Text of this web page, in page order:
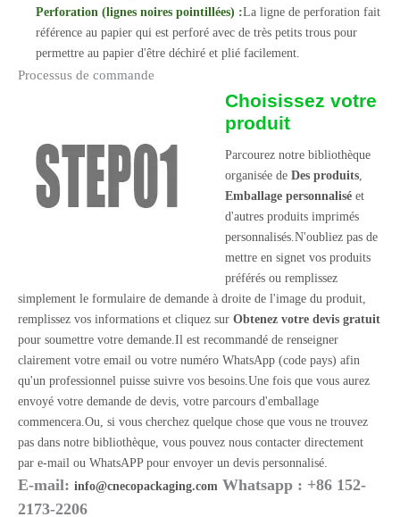
Perforation (lignes noires pointillées) :La ligne de perforation fait
référence au papier qui est perforé avec de très petits trous pour
permettre au papier d'être déchiré et plié facilement.
Processus de commande
Choisissez votre
produit
Parcourez notre bibliothèque
organisée de Des produits,
Emballage personnaliséet
d'autres produits imprimés
personnalisés.N'oubliez pas de
mettre en signet vos produits
préférés ou remplissez
simplement le formulaire de demande à droite de l'image du produit,
remplissez vos informations et cliquez sur Obtenez votre devis gratuit
pour soumettre votre demande.Il est recommandé de renseigner
clairement votre email ou votre numéro WhatsApp (code pays) afin
qu'un professionnel puisse suivre vos besoins.Une fois que vous aurez
envoyé votre demande de devis, votre parcours d'emballage
commencera.Ou, si vous cherchez quelque chose que vous ne trouvez
pas dans notre bibliothèque, vous pouvez nous contacter directement
par e-mail ou WhatsAPP pour envoyer un devis personnalisé.
E-mail: info@cnecopackaging.com Whatsapp : +86 152-
2173-2206